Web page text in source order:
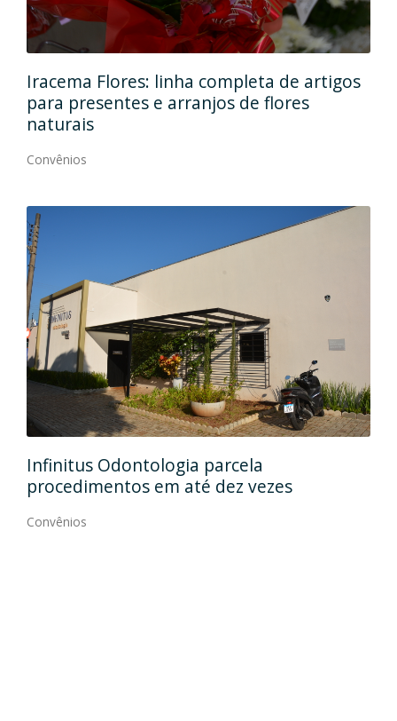
de artigos Em dois endereços, Ana Maria
qualidade, elegância e
Rehab Odontologia Especializada
formaliza convênio